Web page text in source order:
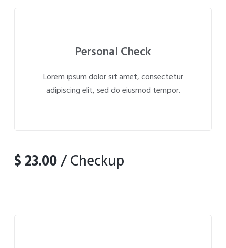
Personal Check
Lorem ipsum dolor sit amet, consectetur
adipiscing elit, sed do eiusmod tempor.
$ 23.00/ Checkup